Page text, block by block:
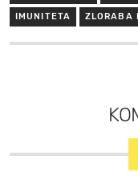
IMUNITETA ZLORABA